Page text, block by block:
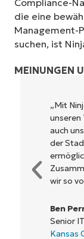
die eine
Management-
suchen, ist
MEINUNGEN
IT